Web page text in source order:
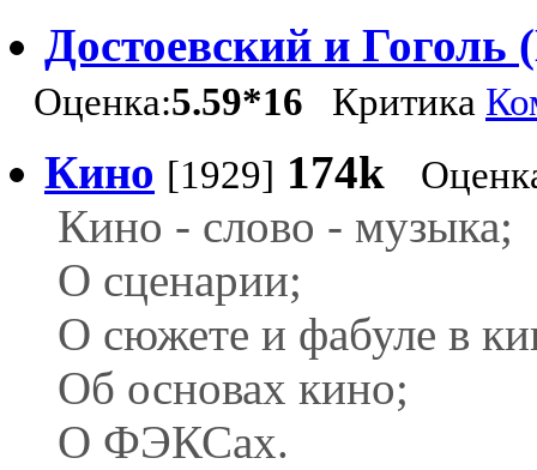
Достоевский и Гоголь
Оценка:5.59*16 Критика
Кино [1929] 174k
Кино - слово - музыка;
О сценарии;
О сюжете и фабуле в
Об основах кино;
О ФЭКСах.